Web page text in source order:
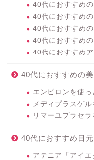
40代におすすめ
40代におすすめ
40代におすすめ
40代におすすめ
40代におすすめ
40代におすすめの美
エンビロンを使っ
メディプラスゲ
リマーユプラセ
40代におすすめ目
アテニア「アイエ